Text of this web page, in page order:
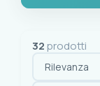
32prodotti